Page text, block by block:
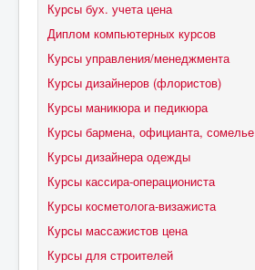
Курсы бух. учета цена
Диплом компьютерных курсов
Курсы управления/менеджмента
Курсы дизайнеров (флористов)
Курсы маникюра и педикюра
Курсы бармена, официанта, сомелье
Курсы дизайнера одежды
Курсы кассира-операциониста
Курсы косметолога-визажиста
Курсы массажистов цена
Курсы для строителей